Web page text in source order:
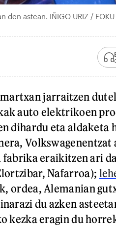
den astean. IÑIGO URIZ / FOKU
jarraitzen
auto elektrikoen
dihardu eta aldaketa
Volkswagenentzat
eraikitzen ari
Nafarroa);
ordea, Alemanian
du azken
kezka eragin du